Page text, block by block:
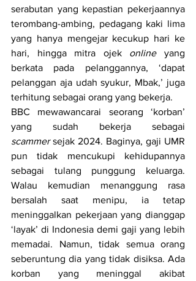
serabutan yang kepastian pekerjaannya
terombang-ambing, pedagang kaki lima
yang hanya mengejar kecukup hari ke
hari, hingga mitra ojek online yang
berkata pada pelanggannya, ‘dapat
pelanggan aja udah syukur, Mbak,’ juga
terhitung sebagai orang yang bekerja.
BBC mewawancarai seorang ‘korban’
scammer sejak 2024. Baginya, gaji UMR
pun tidak mencukupi kehidupannya
sebagai tulang punggung keluarga.
Walau kemudian menanggung rasa
bersalah saat menipu, ia tetap
meninggalkan pekerjaan yang dianggap
‘layak’ di Indonesia demi gaji yang lebih
memadai. Namun, tidak semua orang
seberuntung dia yang tidak disiksa. Ada
korban yang meninggal akibat